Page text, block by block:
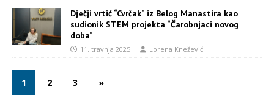
Dječji vrtić “Cvrčak” iz Belog Manastira kao
sudionik STEM projekta “Čarobnjaci novog
doba”
11. travnja 2025. Lorena Knežević
1 2 3 »